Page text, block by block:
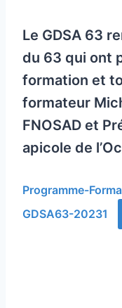
Le GDSA 63
du 63 qui ont
formation et
formateur
FNOSAD et
apicole de
Programme-
GDSA63-20231